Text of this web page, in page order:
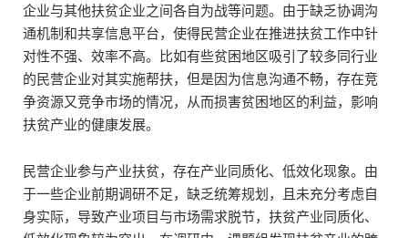
企业与其他扶贫企业之间各自为战等问题。由于缺乏协调沟
通机制和共享信息平台，使得民营企业在推进扶贫工作中针
对性不强、效率不高。比如有些贫困地区吸引了较多同行业
的民营企业对其实施帮扶，但是因为信息沟通不畅，存在竞
争资源又竞争市场的情况，从而损害贫困地区的利益，影响
扶贫产业的健康发展。
民营企业参与产业扶贫，存在产业同质化、低效化现象。由
于一些企业前期调研不足，缺乏统筹规划，且未充分考虑自
身实际，导致产业项目与市场需求脱节，扶贫产业同质化、